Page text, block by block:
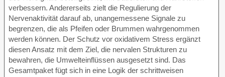
verbessern. Andererseits zielt die Regulierung der
Nervenaktivität darauf ab, unangemessene Signale zu
begrenzen, die als Pfeifen oder Brummen wahrgenommen
werden können. Der Schutz vor oxidativem Stress ergänzt
diesen Ansatz mit dem Ziel, die nervalen Strukturen zu
bewahren, die Umwelteinflüssen ausgesetzt sind. Das
Gesamtpaket fügt sich in eine Logik der schrittweisen